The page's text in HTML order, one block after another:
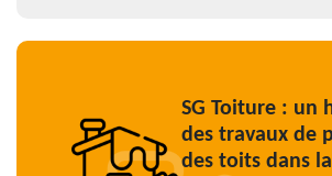
SG Toiture : un
des travaux de
des toits dans